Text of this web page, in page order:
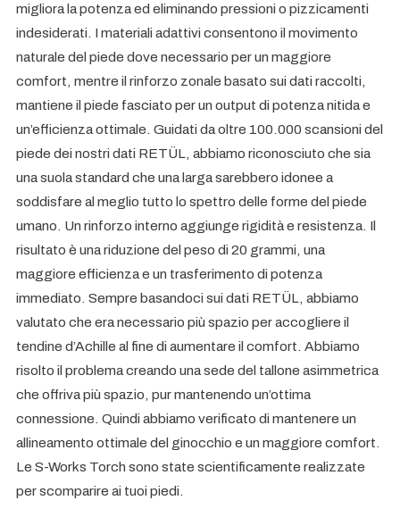
migliora la potenza ed eliminando pressioni o pizzicamenti
indesiderati. I materiali adattivi consentono il movimento
naturale del piede dove necessario per un maggiore
comfort, mentre il rinforzo zonale basato sui dati raccolti,
mantiene il piede fasciato per un output di potenza nitida e
un’efficienza ottimale. Guidati da oltre 100.000 scansioni del
piede dei nostri dati RETÜL, abbiamo riconosciuto che sia
una suola standard che una larga sarebbero idonee a
soddisfare al meglio tutto lo spettro delle forme del piede
umano. Un rinforzo interno aggiunge rigidità e resistenza. Il
risultato è una riduzione del peso di 20 grammi, una
maggiore efficienza e un trasferimento di potenza
immediato. Sempre basandoci sui dati RETÜL, abbiamo
valutato che era necessario più spazio per accogliere il
tendine d’Achille al fine di aumentare il comfort. Abbiamo
risolto il problema creando una sede del tallone asimmetrica
che offriva più spazio, pur mantenendo un’ottima
connessione. Quindi abbiamo verificato di mantenere un
allineamento ottimale del ginocchio e un maggiore comfort.
Le S-Works Torch sono state scientificamente realizzate
per scomparire ai tuoi piedi.